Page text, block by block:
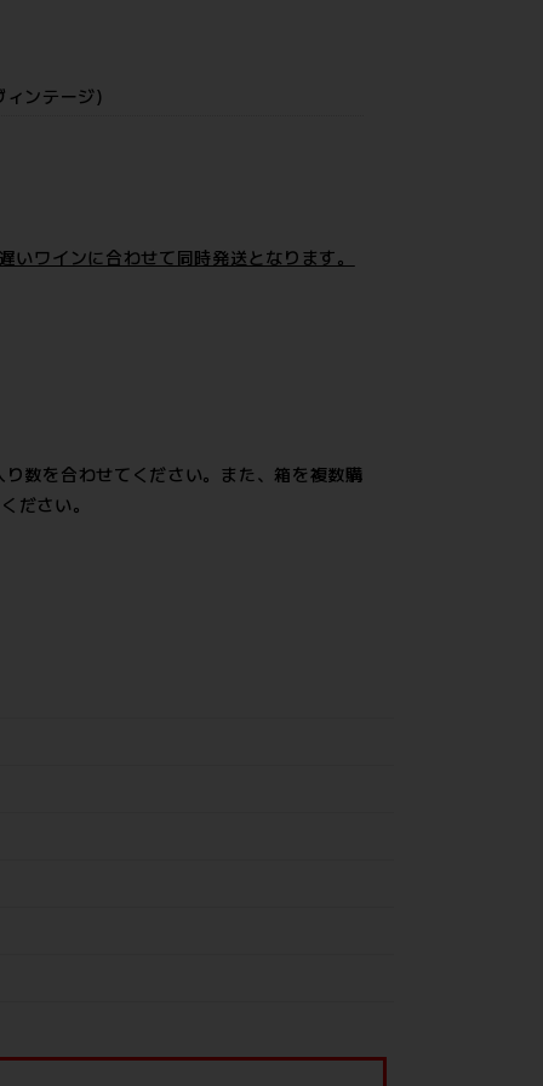
ンテージ)
ワインに合わせて同時発送となります。
数を合わせてください。また、箱を複数購
ださい。